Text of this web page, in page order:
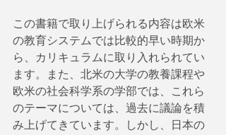
この書籍で取り上げられる内容は欧米
の教育システムでは比較的早い時期か
ら、カリキュラムに取り入れられてい
ます。また、北米の大学の教養課程や
欧米の社会科学系の学部では、これら
のテーマについては、過去に議論を積
み上げてきています。しかし、日本の